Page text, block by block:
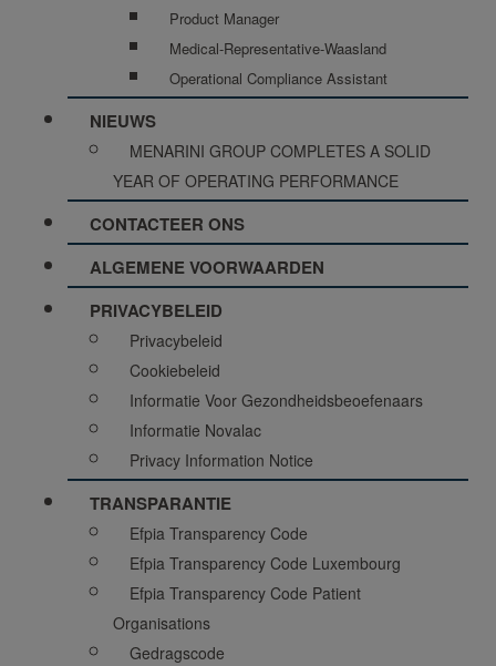
Product Manager
Medical-Representative-Waasland
Operational Compliance Assistant
NIEUWS
MENARINI GROUP COMPLETES A SOLID
YEAR OF OPERATING PERFORMANCE
CONTACTEER ONS
ALGEMENE VOORWAARDEN
PRIVACYBELEID
Privacybeleid
Cookiebeleid
Informatie Voor Gezondheidsbeoefenaars
Informatie Novalac
Privacy Information Notice
TRANSPARANTIE
Efpia Transparency Code
Efpia Transparency Code Luxembourg
Efpia Transparency Code Patient
Organisations
Gedragscode